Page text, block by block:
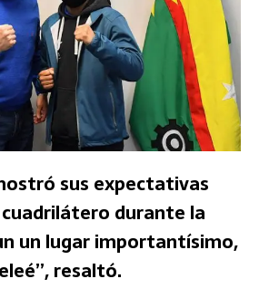
sus expectativas
durante la
un lugar importantísimo,
resaltó.